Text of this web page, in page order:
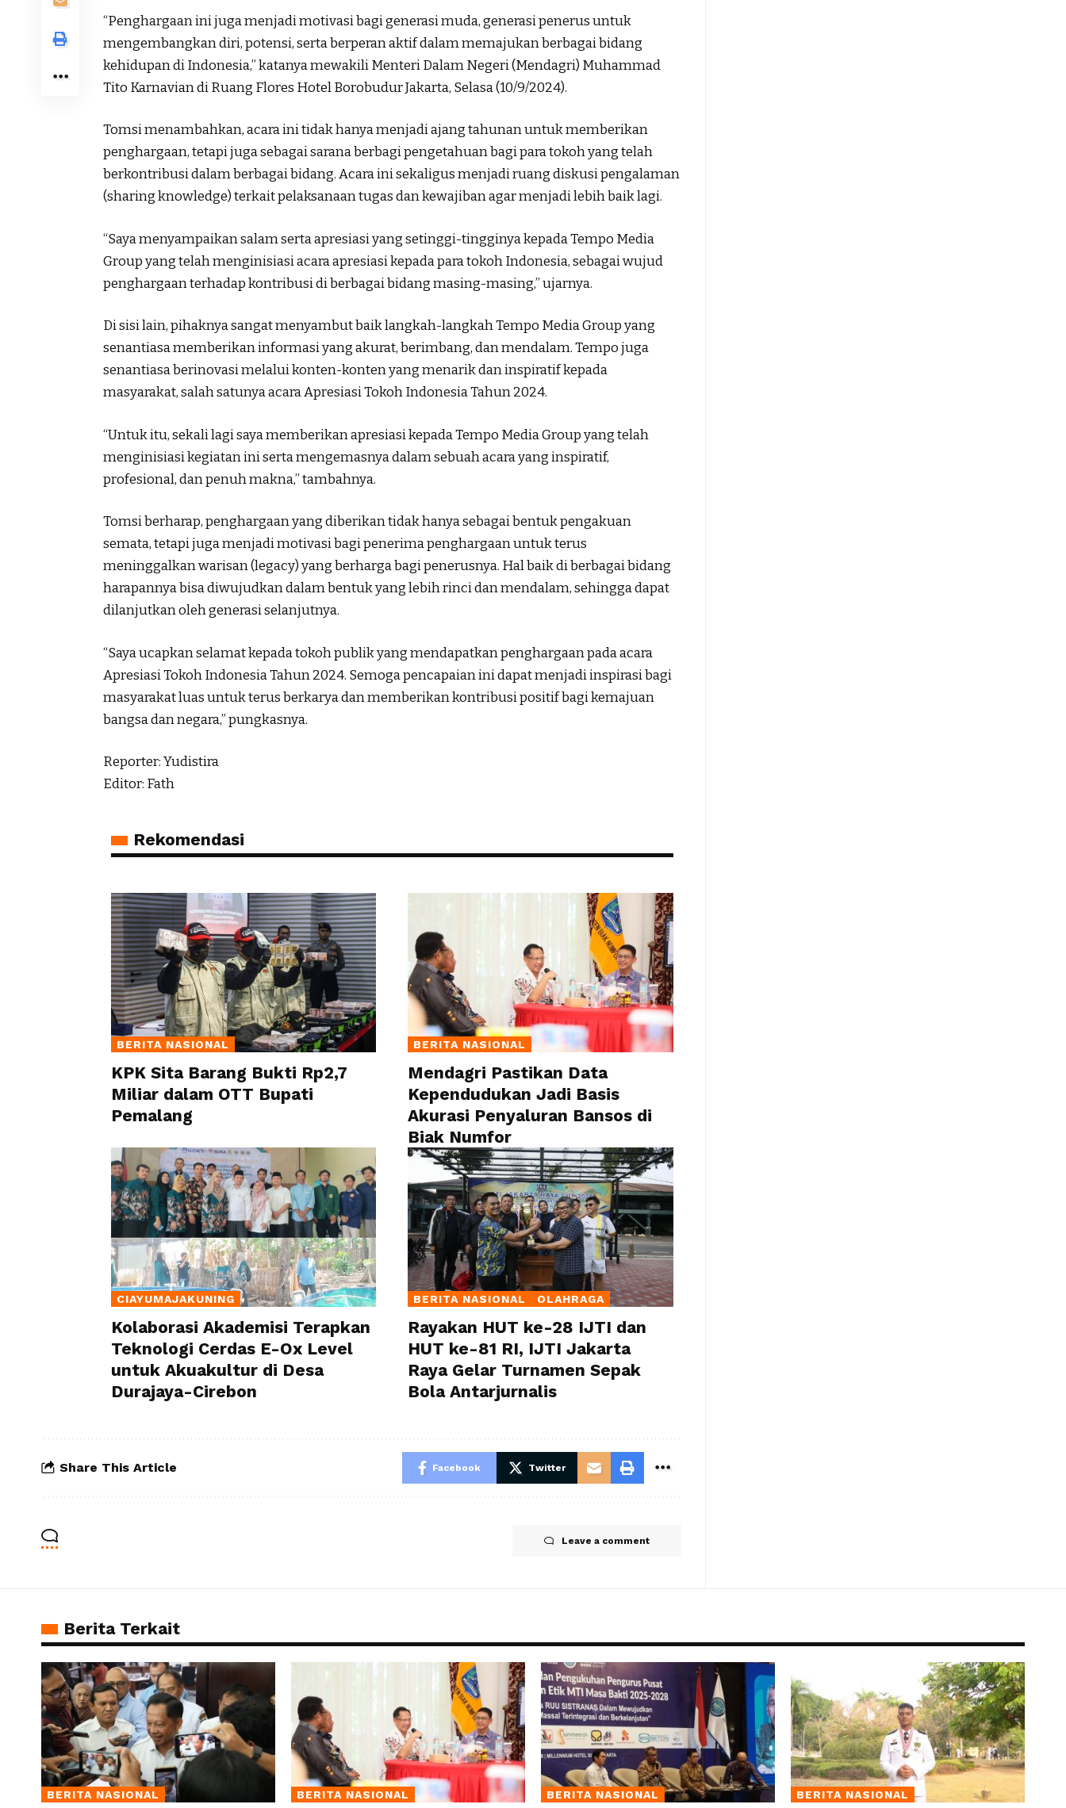
“Penghargaan ini juga menjadi motivasi bagi generasi muda, generasi penerus untuk
mengembangkan diri, potensi, serta berperan aktif dalam memajukan berbagai bidang
kehidupan di Indonesia,” katanya mewakili Menteri Dalam Negeri (Mendagri) Muhammad
Tito Karnavian di Ruang Flores Hotel Borobudur Jakarta, Selasa (10/9/2024).
Tomsi menambahkan, acara ini tidak hanya menjadi ajang tahunan untuk memberikan
penghargaan, tetapi juga sebagai sarana berbagi pengetahuan bagi para tokoh yang telah
berkontribusi dalam berbagai bidang. Acara ini sekaligus menjadi ruang diskusi pengalaman
(sharing knowledge) terkait pelaksanaan tugas dan kewajiban agar menjadi lebih baik lagi.
“Saya menyampaikan salam serta apresiasi yang setinggi-tingginya kepada Tempo Media
Group yang telah menginisiasi acara apresiasi kepada para tokoh Indonesia, sebagai wujud
penghargaan terhadap kontribusi di berbagai bidang masing-masing,” ujarnya.
Di sisi lain, pihaknya sangat menyambut baik langkah-langkah Tempo Media Group yang
senantiasa memberikan informasi yang akurat, berimbang, dan mendalam. Tempo juga
senantiasa berinovasi melalui konten-konten yang menarik dan inspiratif kepada
masyarakat, salah satunya acara Apresiasi Tokoh Indonesia Tahun 2024.
“Untuk itu, sekali lagi saya memberikan apresiasi kepada Tempo Media Group yang telah
menginisiasi kegiatan ini serta mengemasnya dalam sebuah acara yang inspiratif,
profesional, dan penuh makna,” tambahnya.
Tomsi berharap, penghargaan yang diberikan tidak hanya sebagai bentuk pengakuan
semata, tetapi juga menjadi motivasi bagi penerima penghargaan untuk terus
meninggalkan warisan (legacy) yang berharga bagi penerusnya. Hal baik di berbagai bidang
harapannya bisa diwujudkan dalam bentuk yang lebih rinci dan mendalam, sehingga dapat
dilanjutkan oleh generasi selanjutnya.
“Saya ucapkan selamat kepada tokoh publik yang mendapatkan penghargaan pada acara
Apresiasi Tokoh Indonesia Tahun 2024. Semoga pencapaian ini dapat menjadi inspirasi bagi
masyarakat luas untuk terus berkarya dan memberikan kontribusi positif bagi kemajuan
bangsa dan negara,” pungkasnya.
Reporter: Yudistira
Editor: Fath
Rekomendasi
BERITA NASIONAL
KPK Sita Barang Bukti Rp2,7
Miliar dalam OTT Bupati
Pemalang
BERITA NASIONAL
Mendagri Pastikan Data
Kependudukan Jadi Basis
Akurasi Penyaluran Bansos di
Biak Numfor
CIAYUMAJAKUNING
Kolaborasi Akademisi Terapkan
Teknologi Cerdas E-Ox Level
untuk Akuakultur di Desa
Durajaya-Cirebon
BERITA NASIONAL OLAHRAGA
Rayakan HUT ke-28 IJTI dan
HUT ke-81 RI, IJTI Jakarta
Raya Gelar Turnamen Sepak
Bola Antarjurnalis
Share This Article Facebook Twitter
Leave a comment
Berita Terkait
BERITA NASIONAL BERITA NASIONAL BERITA NASIONAL BERITA NASIONAL